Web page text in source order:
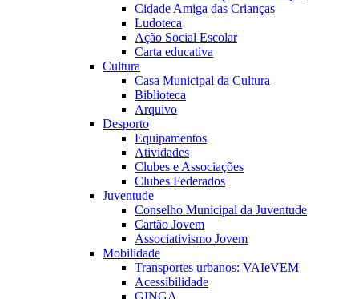
Cidade Amiga das Crianças
Ludoteca
Ação Social Escolar
Carta educativa
Cultura
Casa Municipal da Cultura
Biblioteca
Arquivo
Desporto
Equipamentos
Atividades
Clubes e Associações
Clubes Federados
Juventude
Conselho Municipal da Juventude
Cartão Jovem
Associativismo Jovem
Mobilidade
Transportes urbanos: VAIeVEM
Acessibilidade
GINGA